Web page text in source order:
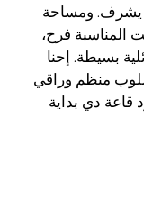
يشرف. ومساحة
المناسبة فرح،
بسيطة. إحنا
منظم وراقي
قاعة دي بداية